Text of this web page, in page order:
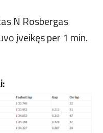
N Rosbergas
įveikęs per 1 min.